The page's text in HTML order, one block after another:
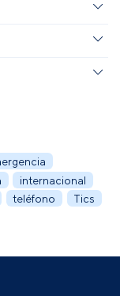
internacional
teléfono Tics